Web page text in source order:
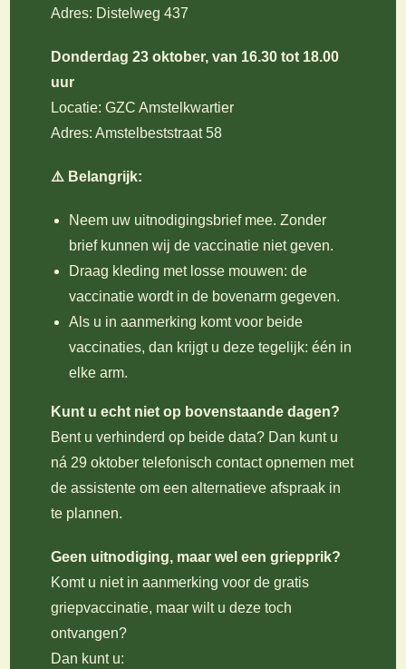
Adres: Distelweg 437
Donderdag 23 oktober, van 16.30 tot 18.00
uur
Locatie: GZC Amstelkwartier
Adres: Amstelbeststraat 58
⚠️ Belangrijk:
Neem uw uitnodigingsbrief mee. Zonder
brief kunnen wij de vaccinatie niet geven.
Draag kleding met losse mouwen: de
vaccinatie wordt in de bovenarm gegeven.
Als u in aanmerking komt voor beide
vaccinaties, dan krijgt u deze tegelijk: één in
elke arm.
Kunt u echt niet op bovenstaande dagen?
Bent u verhinderd op beide data? Dan kunt u
ná 29 oktober telefonisch contact opnemen met
de assistente om een alternatieve afspraak in
te plannen.
Geen uitnodiging, maar wel een griepprik?
Komt u niet in aanmerking voor de gratis
griepvaccinatie, maar wilt u deze toch
ontvangen?
Dan kunt u: